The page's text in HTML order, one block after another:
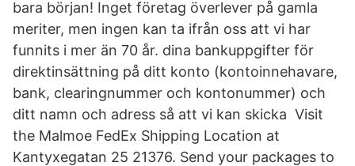
bara början! Inget företag överlever på gamla
meriter, men ingen kan ta ifrån oss att vi har
funnits i mer än 70 år. dina bankuppgifter för
direktinsättning på ditt konto (kontoinnehavare,
bank, clearingnummer och kontonummer) och
ditt namn och adress så att vi kan skicka Visit
the Malmoe FedEx Shipping Location at
Kantyxegatan 25 21376. Send your packages to